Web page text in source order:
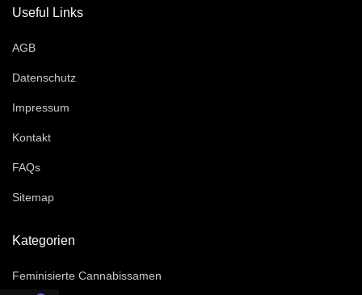
Useful Links
AGB
Datenschutz
Impressum
Kontakt
FAQs
Sitemap
Kategorien
Feminisierte Cannabissamen